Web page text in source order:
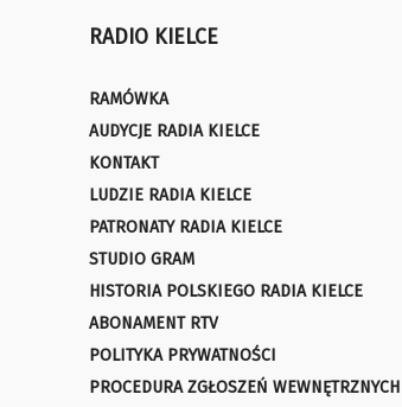
RADIO KIELCE
RAMÓWKA
AUDYCJE RADIA KIELCE
KONTAKT
LUDZIE RADIA KIELCE
PATRONATY RADIA KIELCE
STUDIO GRAM
HISTORIA POLSKIEGO RADIA KIELCE
ABONAMENT RTV
POLITYKA PRYWATNOŚCI
PROCEDURA ZGŁOSZEŃ WEWNĘTRZNYCH